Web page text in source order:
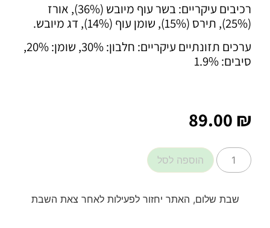
רכיבים עיקריים: בשר עוף מיובש (36%), אורז
(25%), תירס (15%), שומן עוף (14%), דג מיובש.
ערכים תזונתיים עיקריים: חלבון: 30%, שומן: 20%,
סיבים: 1.9%
89.00 ₪
הוספה לסל
שבת שלום, האתר יחזור לפעילות לאחר צאת השבת